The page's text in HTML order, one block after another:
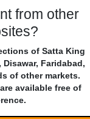
from other
of Satta King
Faridabad,
of other markets.
available free of